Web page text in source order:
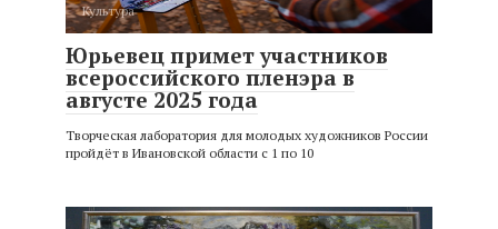
Культура
Юрьевец примет участников
всероссийского пленэра в
августе 2025 года
Творческая лаборатория для молодых художников России
пройдёт в Ивановской области с 1 по 10